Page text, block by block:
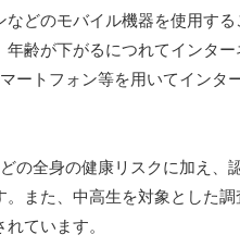
どのモバイル機器を使用する
齢が下がるにつれてインター
ートフォン等を用いてインタ
の全身の健康リスクに加え、
また、中高生を対象とした調
ています。